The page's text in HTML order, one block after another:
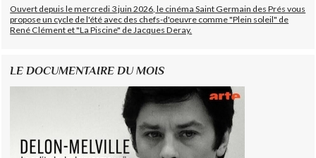
Ouvert depuis le mercredi 3 juin 2026, le cinéma Saint Germain des Prés vous
propose un cycle de l'été avec des chefs-d'oeuvre comme "Plein soleil" de
René Clément et "La Piscine" de Jacques Deray.
LE DOCUMENTAIRE DU MOIS